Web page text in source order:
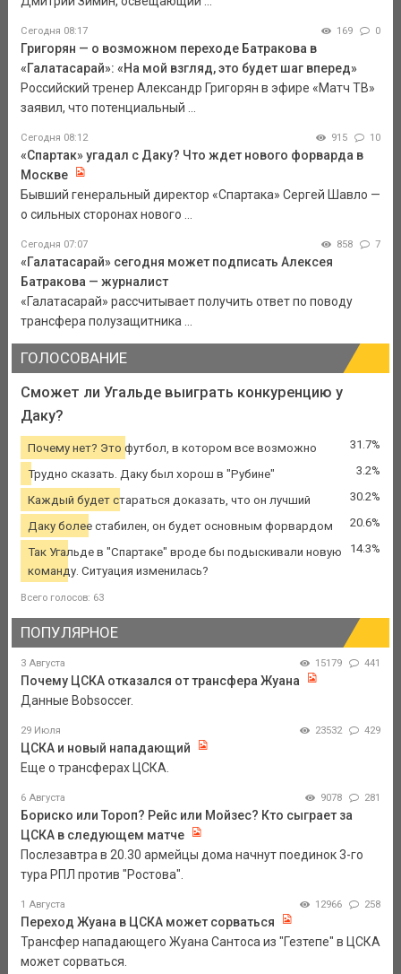
Сегодня 08:17 169 0
Григорян — о возможном переходе Батракова в
«Галатасарай»: «На мой взгляд, это будет шаг вперед»
Российский тренер Александр Григорян в эфире «Матч ТВ»
заявил, что потенциальный ...
Сегодня 08:12 915 10
«Спартак» угадал с Даку? Что ждет нового форварда в
Москве
Бывший генеральный директор «Спартака» Сергей Шавло —
о сильных сторонах нового ...
Сегодня 07:07 858 7
«Галатасарай» сегодня может подписать Алексея
Батракова — журналист
«Галатасарай» рассчитывает получить ответ по поводу
трансфера полузащитника ...
ГОЛОСОВАНИЕ
Сможет ли Угальде выиграть конкуренцию у
Даку?
Почему нет? Это футбол, в котором все возможно 31.7%
Трудно сказать. Даку был хорош в "Рубине" 3.2%
Каждый будет стараться доказать, что он лучший 30.2%
Даку более стабилен, он будет основным форвардом 20.6%
Так Угальде в "Спартаке" вроде бы подыскивали новую
команду. Ситуация изменилась?
14.3%
Всего голосов: 63
ПОПУЛЯРНОЕ
3 Августа 15179 441
Почему ЦСКА отказался от трансфера Жуана
Данные Bobsoccer.
29 Июля 23532 429
ЦСКА и новый нападающий
Еще о трансферах ЦСКА.
6 Августа 9078 281
Бориско или Тороп? Рейс или Мойзес? Кто сыграет за
ЦСКА в следующем матче
Послезавтра в 20.30 армейцы дома начнут поединок 3-го
тура РПЛ против "Ростова".
1 Августа 12966 258
Переход Жуана в ЦСКА может сорваться
Трансфер нападающего Жуана Сантоса из "Гезтепе" в ЦСКА
может сорваться.